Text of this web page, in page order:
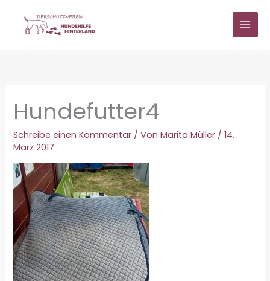
springen
Hundefutter4
Schreibe einen Kommentar / VonMarita Müller /14.
März 2017